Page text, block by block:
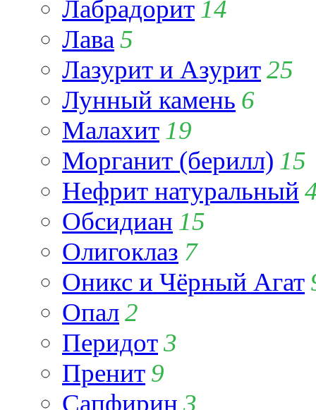
Лабрадорит 14
Лава 5
Лазурит и Азурит25
Лунный камень 6
Малахит 19
Морганит (берилл) 15
Нефрит натуральный
Обсидиан 15
Олигоклаз 7
Оникс и Чёрный Агат
Опал2
Перидот3
Пренит 9
Сапфирин 3